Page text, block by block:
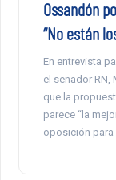
Ossandón
“No están
En entrevista
el senador RN,
que la
parece “la
oposición para